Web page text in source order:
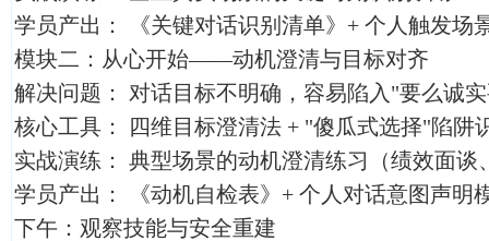
学员产出： 《关键对话识别清单》+ 个人触发场
模块二：从心开始——动机澄清与目标对齐
解决问题： 对话目标不明确，容易陷入"要么诚
核心工具： 四维目标澄清法 + "傻瓜式选择"陷阱
实战演练： 典型场景的动机澄清练习（绩效面谈
学员产出： 《动机自检表》+ 个人对话意图声明
下午：观察技能与安全重建